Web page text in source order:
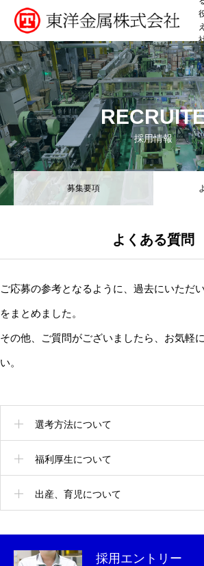
会社案内
BUSINESS
採用情報
NEWS INTERVIEW COMPANY
採用情報
募集要項
よくある質問
ご応募の参考となるように、過去にいただ
をまとめました。
その他、ご質問がございましたら、お気軽
い。
選考方法について
福利厚生について
出産、育児について
採用エントリー